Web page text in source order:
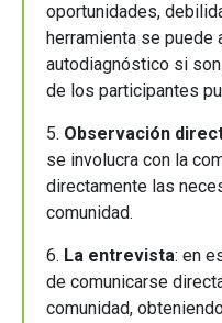
oportunidades,
herramienta se puede
autodiagnóstico si
de los participantes
5. Observación
se involucra con la
directamente las
comunidad.
6. La entrevista: en
de comunicarse
comunidad,